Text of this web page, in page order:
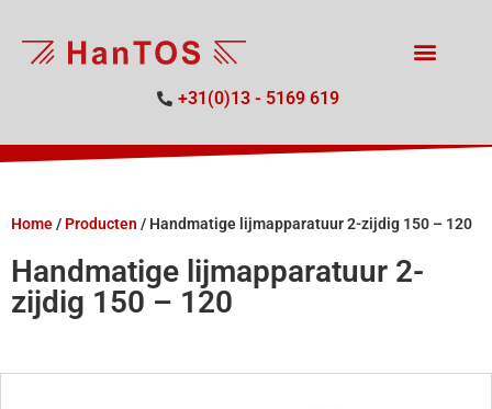
+31(0)13 - 5169 619
Home/ Producten / Handmatige lijmapparatuur 2-zijdig 150 – 120
Handmatige lijmapparatuur 2-
zijdig 150 – 120